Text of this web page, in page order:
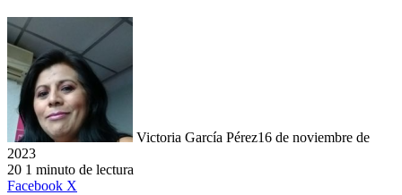
Victoria García Pérez16 de noviembre de
2023
20 1 minuto de lectura
Facebook X